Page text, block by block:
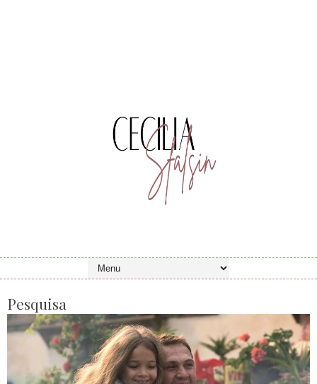
Pesquisa